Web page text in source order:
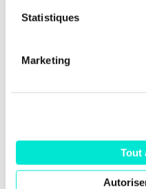
Statistiques
Marketing
Tout